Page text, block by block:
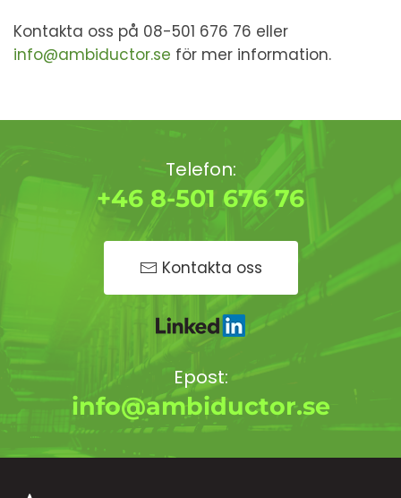
Kontakta oss på 08-501 676 76 eller
info@ambiductor.se för mer information.
Telefon:
+46 8-501 676 76
Kontakta oss
Epost:
info@ambiductor.se